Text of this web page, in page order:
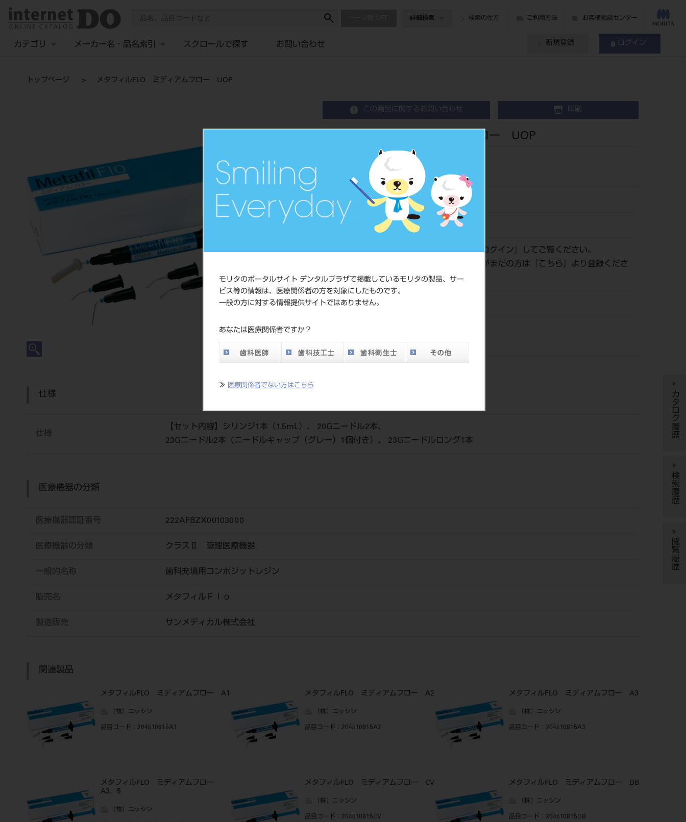
モリタのポータルサイト デンタルプラザで掲載しているモリタの製品、サー
ビス等の情報は、医療関係者の方を対象にしたものです。
一般の方に対する情報提供サイトではありません。
あなたは医療関係者ですか？
≫ 医療関係者でない方はこちら
詳細検索 検索の仕方 ご利用方法 お客様相談センター
カテゴリ メーカー名・品名索引 スクロールで探す お問い合わせ 新規登録 ログイン
トップページ メタフィルFLO ミディアムフロー UOP
この商品に関するお問い合わせ 印刷
メタフィルFLO ミディアムフロー UOP
Composite Resin
歯科充填用コンポジットレジン
品目コード 204510815UOP
JAN/EANコード 4560227796217
価格の確認は『ログイン 』してご覧ください。
ネット会員登録がまだの方は『
こちら
』より登録くださ
い。
メーカー
ジ
仕様
仕様
【セット内容】シリンジ1本（1.5mL）、 20Gニードル2本、
23Gニードル2本（ニードルキャップ（グレー）1個付き）、 23Gニードルロング1本
医療機器の分類
医療機器認証番号 222AFBZX00103000
医療機器の分類 クラスⅡ 管理医療機器
一般的名称 歯科充填用コンポジットレジン
販売名 メタフィルＦｌｏ
製造販売 サンメディカル株式会社
関連製品
メタフィルFLO ミディアムフロー A1
（株）ニッシン
品目コード ：204510815A1
メタフィルFLO ミディアムフロー A2
（株）ニッシン
品目コード ：204510815A2
メタフィルFLO ミディアムフロー A3
（株）ニッシン
品目コード ：204510815A3
メタフィルFLO ミディアムフロー
A3．5
（株）ニッシン
メタフィルFLO ミディアムフロー CV
（株）ニッシン
品目コード ：204510815CV
メタフィルFLO ミディアムフロー DB
（株）ニッシン
品目コード ：204510815DB
カタログ履歴
検索履歴
閲覧履歴